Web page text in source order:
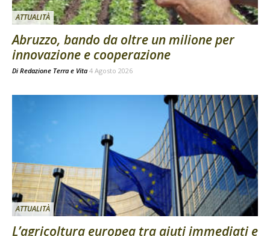
ATTUALITÀ
Abruzzo, bando da oltre un milione per
innovazione e cooperazione
Di Redazione Terra e Vita 4 Agosto 2026
ATTUALITÀ
L’agricoltura europea tra aiuti immediati e